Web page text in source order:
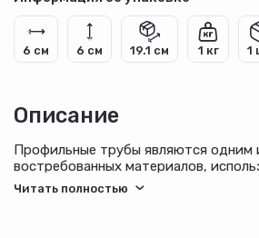
6 см 6 см 19.1 см 1 кг 1
Описание
Профильные трубы являются одним
востребованных материалов,
строительстве и производстве.